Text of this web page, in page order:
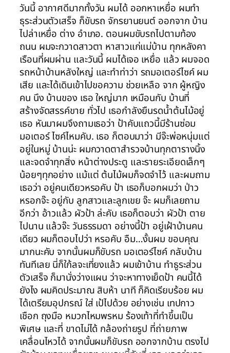
วันนี้ อากาศดีมากทั้งวัน ผมได้ ออกหาเหยื่อ ผมทำ
ธุระส่วนตัวเสร็จ ก็ขับรถ จักรยานยนต์ ออกจาก บ้าน
ไปล่าเหยื่อ ต่าง อำเภอ. ตอนผมขับรถไปตามท้อง
ถนน ผมจะกวาดสาวตา หาสาวแก่แม่บ้าน ทุกหลังคา
เรือนที่ผมผ่าน และวันนี้ ผมได้เจอ เหยื่อ แล้ว ผมจอด
รถหน้าบ้านหลังใหญ่ และทำท่าว่า รถมอเตอร์ไซค์ ผม
เสีย และได้เดินเข้าไปขอความ ช่วยเหลือ จาก ผู้หญิง
คน นึง บ้านของ เธอ ใหญ่มาก เหมือนกับ บ้านที่
สร้างจัดสรรค์ขาย ทั่วไป เธอกำลังยืนรดน้ำต้นไม้อยู่
เธอ หันมาผมจึงถามเธอว่า ป้าคับแถวนี้มีร้านซ่อม
มอเตอร์ ไซค์ไหมคับ. เธอ ก็ตอบมาว่า มีจ๊ะพ่อหนุ่มแต่
อยู่ในหมู่ บ้านน่ะ ผมกวาดตาสำรวจบ้านทุกตารางนิ้ง
และจดจำทุกสิ่ง หน้าต่างประตู และรายระเอียดเล็กๆ
น้อยๆทุกอย่าง แม้แต่ ต้นไม้ผมก็จดจำไว้ และผมถาม
เธอว่า อยู่คนเดียวหรอคับ ป้า เธอก็บอกผมว่า ป่าว
หรอกจ๊ะ อยู่กับ ลูกสาวและลูกเขย จ๊ะ ผมก็เลยถาม
อีกว่า อ้าวแล้ว ผัวป้า ล่ะคับ เธอก็ตอบว่า ผัวป้า ตาย
ไปนาน แล้วจ๊ะ วันธรรมดา อย่างนี้ป้า อยู่เฝ้าบ้านคน
เดียว ผมก็ตอบไปว่า หรอคับ อืม…งั้นผม ขอบคุณ
มากนะคับ จากนั้นผมก็ขับรถ มอเตอร์ไซค์ กลับบ้าน
ทันทีเลย นี่ก็ใก้ลจะเที่ยงแล้ว ผมเข้าบ้าน ทำธูระส่วน
ตัวเสร็จ ก็มานั่งว่างแผน ว่าจะหาทางเย็ดป้า คนนี้ได้
ยังไง ผมคิดประมาณ สิบห้า นาที ก็คิดเรียบร้อย ผม
ได้เตรียมอุปกรณ์ ใส่ เป้ไปด้วย อย่างเช่น เทปกาว
เชือก ถุงมือ หมวกไหมพรหม ร้องเท้าที่ทำขึ้นเป็น
พิเศษ และที่ ขาดไม่ได้ กล้องถ่ายรูป ที่ถ่ายภาพ
เคลื่อนไหวได้ จากนั้นผมก็ขับรถ ออกจากบ้าน ตรงไป